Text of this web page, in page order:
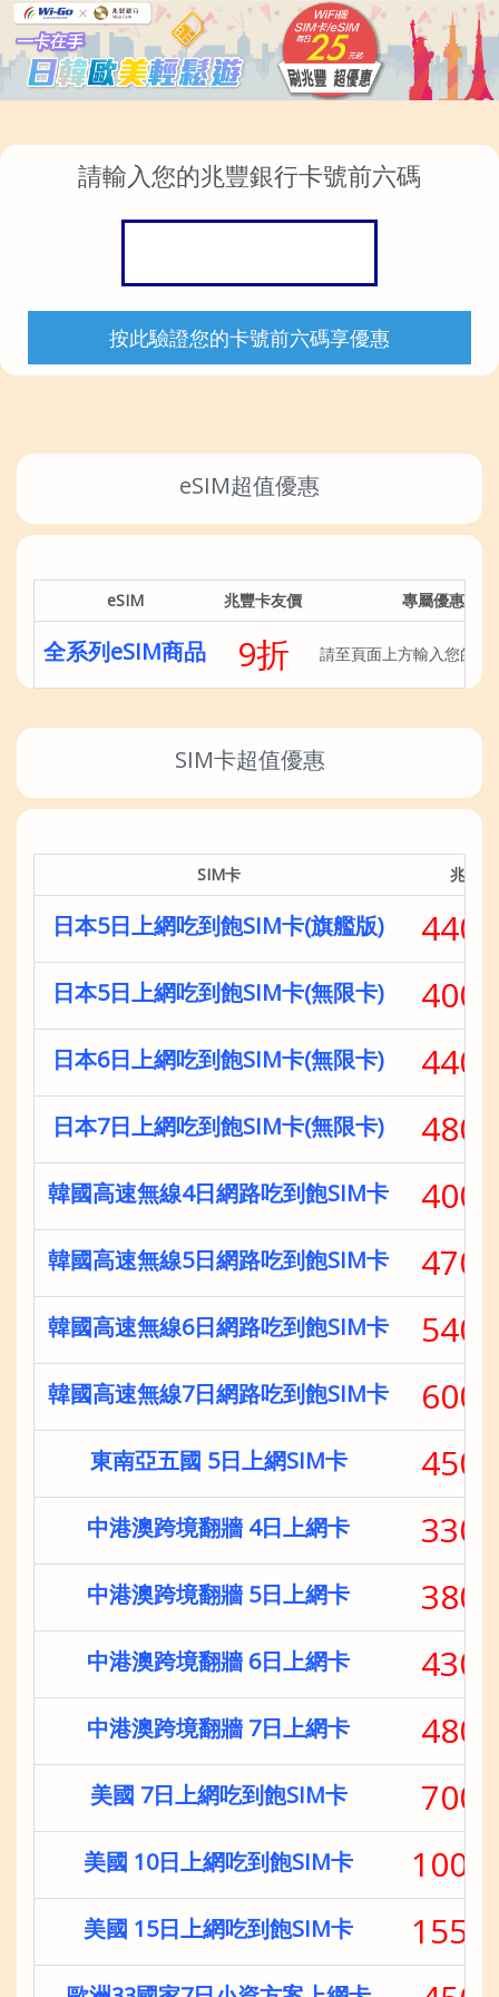
請輸入您的兆豐銀行卡號前六碼
按此驗證您的卡號前六碼享優惠
eSIM超值優惠
eSIM 兆豐卡友價 專屬優惠連結
全系列eSIM商品 9折 請至頁面上方輸入您的卡
SIM卡超值優惠
SIM卡 兆豐
日本5日上網吃到飽SIM卡(旗艦版) 440
日本5日上網吃到飽SIM卡(無限卡) 400
日本6日上網吃到飽SIM卡(無限卡) 440
日本7日上網吃到飽SIM卡(無限卡) 480
韓國高速無線4日網路吃到飽SIM卡 400
韓國高速無線5日網路吃到飽SIM卡 470
韓國高速無線6日網路吃到飽SIM卡 540
韓國高速無線7日網路吃到飽SIM卡 600
東南亞五國 5日上網SIM卡 450
中港澳跨境翻牆 4日上網卡 330
中港澳跨境翻牆 5日上網卡 380
中港澳跨境翻牆 6日上網卡 430
中港澳跨境翻牆 7日上網卡 480
美國 7日上網吃到飽SIM卡 700
美國 10日上網吃到飽SIM卡 1000
美國 15日上網吃到飽SIM卡 1550